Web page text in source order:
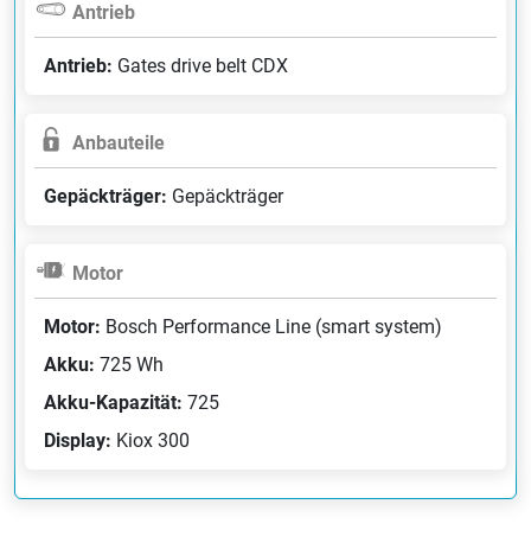
Antrieb
Antrieb: Gates drive belt CDX
Anbauteile
Gepäckträger: Gepäckträger
Motor
Motor: Bosch Performance Line (smart system)
Akku: 725 Wh
Akku-Kapazität: 725
Display: Kiox 300